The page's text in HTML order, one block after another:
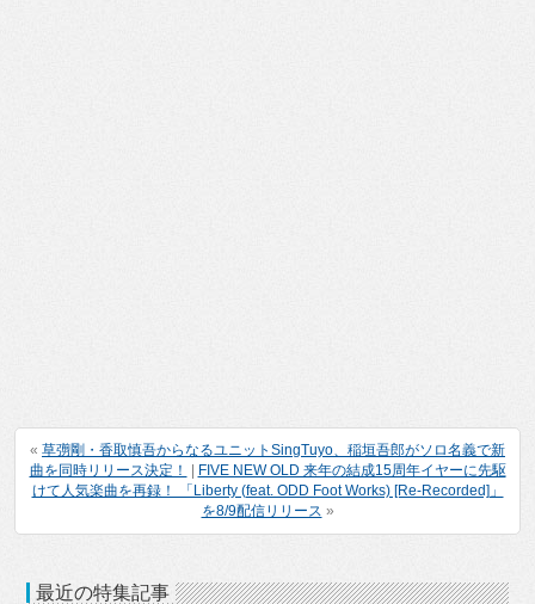
« 草彅剛・香取慎吾からなるユニットSingTuyo、稲垣吾郎がソロ名義で新
曲を同時リリース決定！
FIVE NEW OLD 来年の結成15周年イヤーに先駆
けて人気楽曲を再録！ 「Liberty (feat. ODD Foot Works) [Re-Recorded]」
を8/9配信リリース »
最近の特集記事